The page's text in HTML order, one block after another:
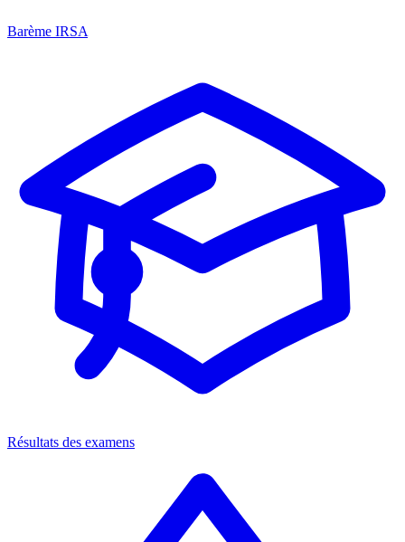
Barème IRSA
Résultats des examens